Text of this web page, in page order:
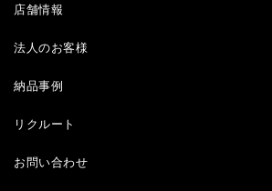
店舗情報
法人のお客様
納品事例
リクルート
お問い合わせ